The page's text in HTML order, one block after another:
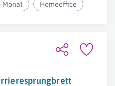
Monat Homeoffice